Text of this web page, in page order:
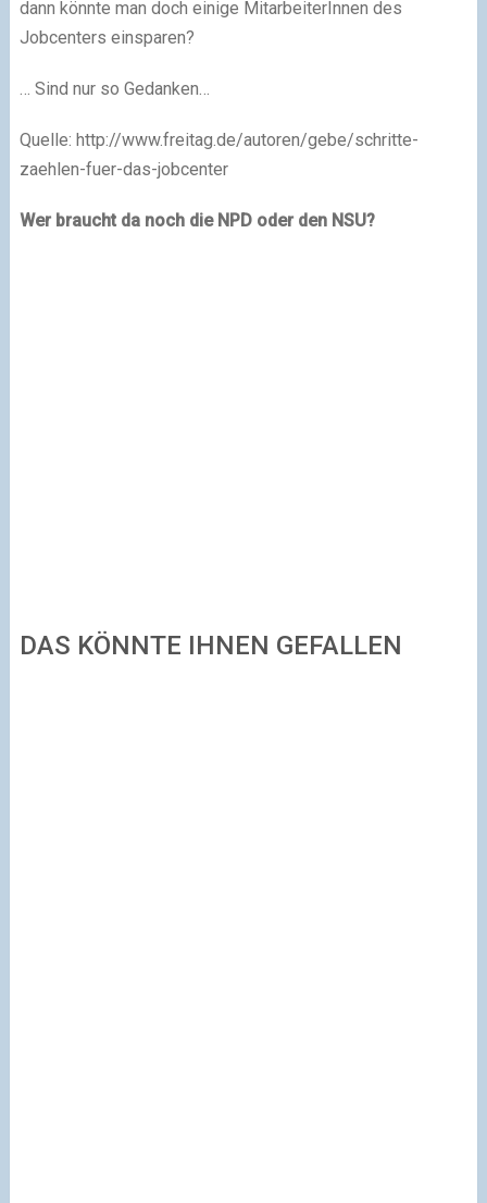
dann könnte man doch einige MitarbeiterInnen des
Jobcenters einsparen?
… Sind nur so Gedanken…
Quelle: http://www.freitag.de/autoren/gebe/schritte-
zaehlen-fuer-das-jobcenter
Wer braucht da noch die NPD oder den NSU?
DAS KÖNNTE IHNEN GEFALLEN